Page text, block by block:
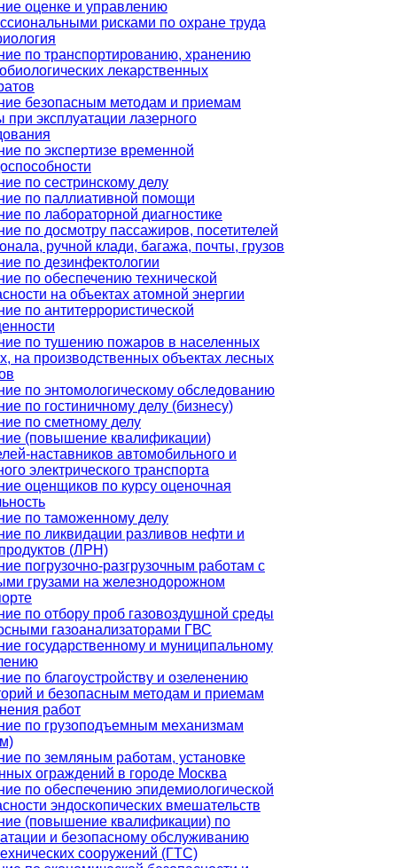
оценке и управлению
рисками по охране труда
по транспортированию, хранению
лекарственных
безопасным методам и приемам
при эксплуатации лазерного
по экспертизе временной
по сестринскому делу
по паллиативной помощи
по лабораторной диагностике
по досмотру пассажиров, посетителей
ручной клади, багажа, почты, грузов
по дезинфектологии
по обеспечению технической
на объектах атомной энергии
по антитеррористической
по тушению пожаров в населенных
на производственных объектах лесных
по энтомологическому обследованию
по гостиничному делу (бизнесу)
по сметному делу
(повышение квалификации)
наставников автомобильного и
электрического транспорта
оценщиков по курсу оценочная
по таможенному делу
по ликвидации разливов нефти и
(ЛРН)
погрузочно-разгрузочным работам с
грузами на железнодорожном
по отбору проб газовоздушной среды
газоанализаторами ГВС
государственному и муниципальному
по благоустройству и озеленению
и безопасным методам и приемам
работ
по грузоподъемным механизмам
по земляным работам, установке
ограждений в городе Москва
по обеспечению эпидемиологической
эндоскопических вмешательств
(повышение квалификации) по
и безопасному обслуживанию
сооружений (ГТС)